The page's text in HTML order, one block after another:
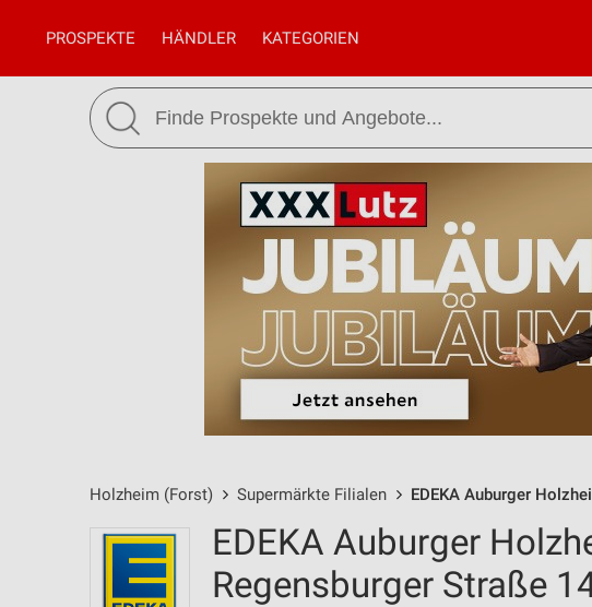
PROSPEKTE HÄNDLER KATEGORIEN
Holzheim (Forst) Supermärkte Filialen EDEKA Auburger
EDEKA Auburger
Regensburger Straße